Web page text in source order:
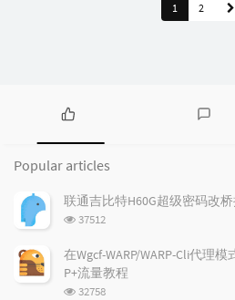
1 2
P
p
u
l
r
a
r
e
s
c
o
Popular articles
联通吉比特H60G超级密码改
浏
次
数:
37512
在Wgcf-WARP/WARP-Cli代理
P+流量教程
浏
32758